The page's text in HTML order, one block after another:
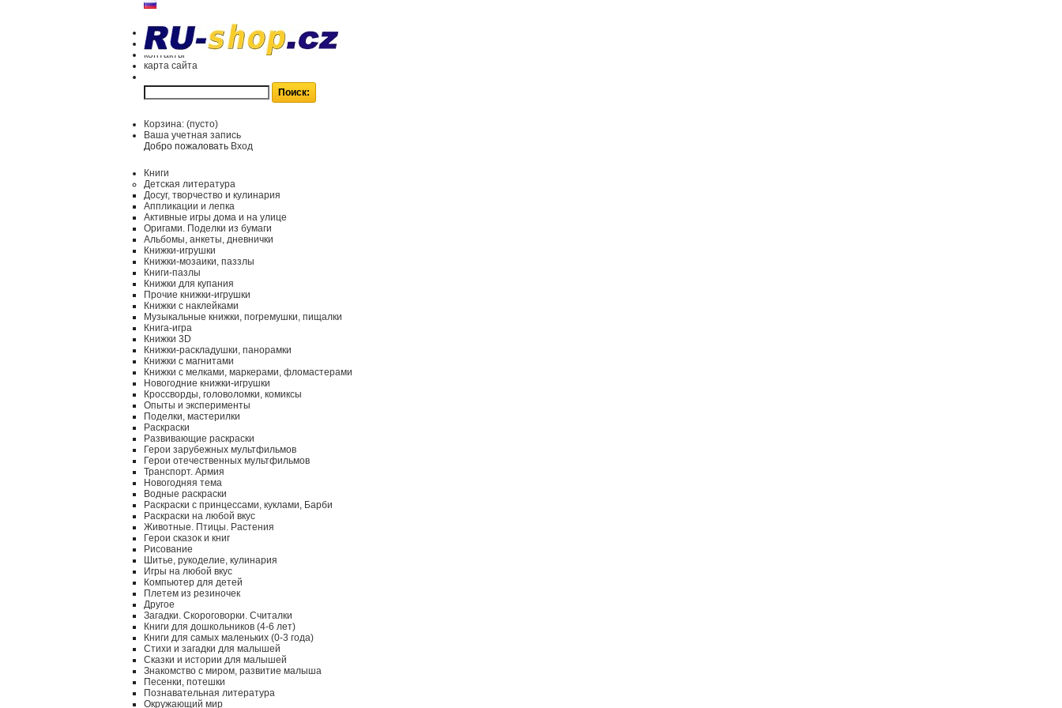
контакты
карта сайта
Корзина: (пусто)
Ваша учетная запись
Добро пожаловать Вход
Книги
Детская литература
Досуг, творчество и кулинария
Аппликации и лепка
Активные игры дома и на улице
Оригами. Поделки из бумаги
Альбомы, анкеты, дневнички
Книжки-игрушки
Книжки-мозаики, паззлы
Книги-пазлы
Книжки для купания
Прочие книжки-игрушки
Книжки с наклейками
Музыкальные книжки, погремушки, пищалки
Книга-игра
Книжки 3D
Книжки-раскладушки, панорамки
Книжки с магнитами
Книжки с мелками, маркерами, фломастерами
Новогодние книжки-игрушки
Кроссворды, головоломки, комиксы
Опыты и эксперименты
Поделки, мастерилки
Раскраски
Развивающие раскраски
Герои зарубежных мультфильмов
Герои отечественных мультфильмов
Транспорт. Армия
Новогодняя тема
Водные раскраски
Раскраски с принцессами, куклами, Барби
Раскраски на любой вкус
Животные. Птицы. Растения
Герои сказок и книг
Рисование
Шитье, рукоделие, кулинария
Игры на любой вкус
Компьютер для детей
Плетем из резиночек
Другое
Загадки. Скороговорки. Считалки
Книги для дошкольников (4-6 лет)
Книги для самых маленьких (0-3 года)
Стихи и загадки для малышей
Сказки и истории для малышей
Знакомство с миром, развитие малыша
Песенки, потешки
Познавательная литература
Окружающий мир